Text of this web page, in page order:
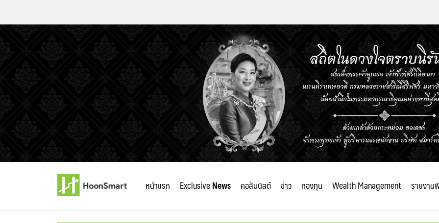
หน้าแรก ExclusiveNews คอลัมนิสต์ ข่าว กองทุน Wealth Management รายงาน